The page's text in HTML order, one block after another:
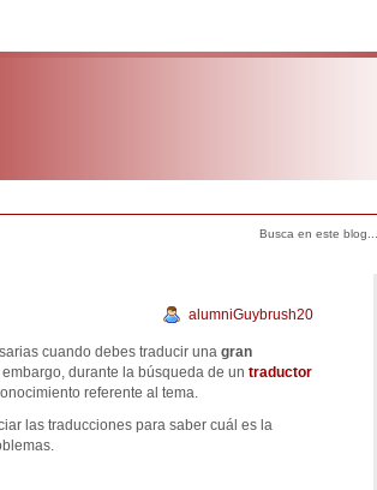
Busca en este blog...
alumniGuybrush20
cuando debes traducir una gran
embargo, durante la búsqueda de un traductor
referente al tema.
las traducciones para saber cuál es la